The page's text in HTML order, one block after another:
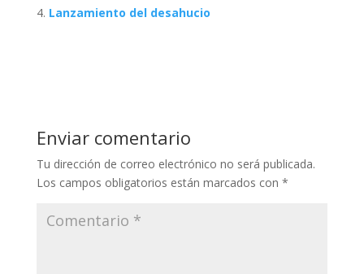
Lanzamiento del desahucio
Enviar comentario
Tu dirección de correo electrónico no será publicada.
Los campos obligatorios están marcados con *